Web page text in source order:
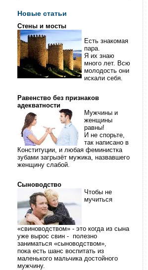
Новые статьи
Стены и мосты
Есть знакомая
пара.
Я их знаю
много лет. Всю
молодость они
искали себя.
Равенство без признаков
адекватности
Мужчины и
женщины
равны!
И не спорьте,
так написано в
Конституции, и любая феминистка
зубами загрызёт мужика, назвавшего
женщину слабой.
Сыноводство
Чтобы не
мучиться
«свиноводством» - это когда из сына
уже вырос свин - полезно
заниматься «сыноводством»,
пока есть шанс воспитать из
маленького мальчика достойного
мужчину.